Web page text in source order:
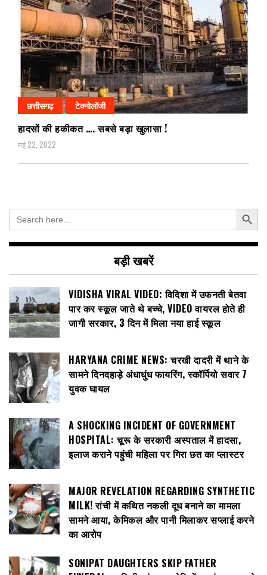
छत्तीसगढ़ टेक्नोलॉजी
हादसों की हकीकत …. सबसे बड़ा खुलासा !
मई 22, 2022
Search
for:
Search Button
बड़ी खबरें
VIDISHA VIRAL VIDEO: विदिशा में उफनती बेतवा
पार कर स्कूल जाते थे बच्चे, VIDEO वायरल होते ही
जागी सरकार, 3 दिन में मिला नया हाई स्कूल
HARYANA CRIME NEWS: चरखी दादरी में थाने के
सामने दिनदहाड़े अंधाधुंध फायरिंग, स्कॉर्पियो सवार 7
युवक घायल
A SHOCKING INCIDENT OF GOVERNMENT
HOSPITAL: चूरू के सरकारी अस्पताल में हादसा,
इलाज कराने पहुंची महिला पर गिरा छत का प्लास्टर
MAJOR REVELATION REGARDING SYNTHETIC
MILK! रांची में कथित नकली दूध बनाने का मामला
सामने आया, केमिकल और पानी मिलाकर सप्लाई करने
का आरोप
SONIPAT DAUGHTERS SKIP FATHER